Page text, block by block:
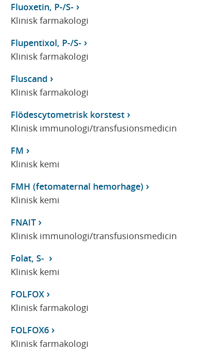
Fluoxetin, P-/S-
Klinisk farmakologi
Flupentixol, P-/S-
Klinisk farmakologi
Fluscand
Klinisk farmakologi
Flödescytometrisk korstest
Klinisk immunologi/transfusionsmedicin
FM
Klinisk kemi
FMH (fetomaternal hemorhage)
Klinisk kemi
FNAIT
Klinisk immunologi/transfusionsmedicin
Folat, S-
Klinisk kemi
FOLFOX
Klinisk farmakologi
FOLFOX6
Klinisk farmakologi